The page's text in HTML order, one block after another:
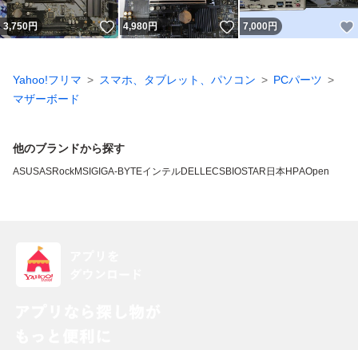
3,750円 いいね！
4,980円 いいね！
7,000円
Yahoo!フリマ スマホ、タブレット、パソコン
PCパーツ
マザーボード
他のブランドから探す
ASUSASRockMSI GIGA-BYTEインテルDELLECSBIOSTAR 日本HPAOpen